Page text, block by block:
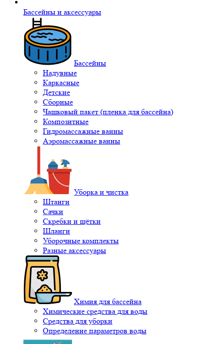
Бассейны и аксессуары
Бассейны
Надувные
Каркасные
Детские
Сборные
Чашковый пакет (пленка для бассейна)
Композитные
Гидромассажные ванны
Аэромассажные ванны
Уборка и чистка
Штанги
Сачки
Скребки и щётки
Шланги
Уборочные комплекты
Разные аксессуары
Химия для бассейна
Химические средства для воды
Средства для уборки
Определение параметров воды